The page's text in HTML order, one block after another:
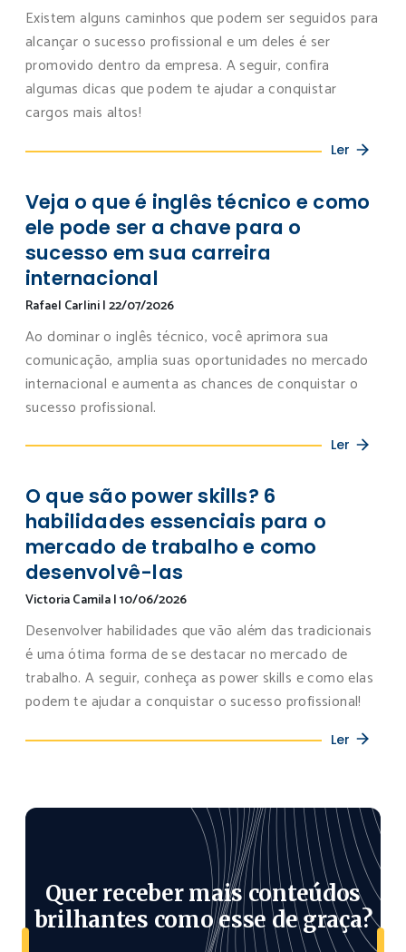
Existem alguns caminhos que podem ser seguidos para
alcançar o sucesso profissional e um deles é ser
promovido dentro da empresa. A seguir, confira
algumas dicas que podem te ajudar a conquistar
cargos mais altos!
Ler
Veja o que é inglês técnico e como
ele pode ser a chave para o
sucesso em sua carreira
internacional
Rafael Carlini|22/07/2026
Ao dominar o inglês técnico, você aprimora sua
comunicação, amplia suas oportunidades no mercado
internacional e aumenta as chances de conquistar o
sucesso profissional.
Ler
O que são power skills? 6
habilidades essenciais para o
mercado de trabalho e como
desenvolvê-las
Victoria Camila|10/06/2026
Desenvolver habilidades que vão além das tradicionais
é uma ótima forma de se destacar no mercado de
trabalho. A seguir, conheça as power skills e como elas
podem te ajudar a conquistar o sucesso profissional!
Ler
Quer receber mais conteúdos
brilhantes como esse de graça?